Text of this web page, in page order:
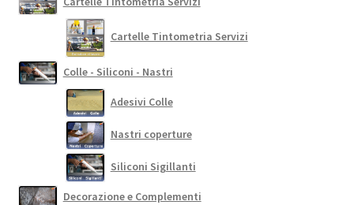
Cartelle Tintometria Servizi
Colle - Siliconi - Nastri
Adesivi Colle
Nastri coperture
Siliconi Sigillanti
Decorazione e Complementi